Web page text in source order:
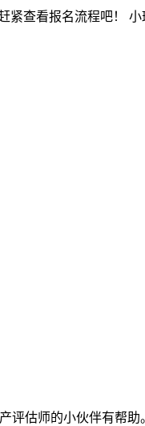
查看报名流程吧！
评估师的小伙伴有帮